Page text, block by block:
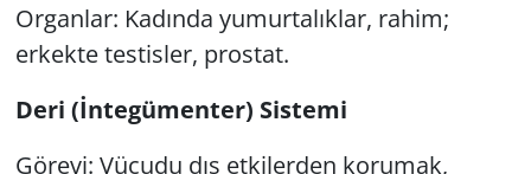
Organlar: Kadında yumurtalıklar, rahim;
erkekte testisler, prostat.
Deri (İntegümenter) Sistemi
Görevi: Vücudu dış etkilerden korumak,